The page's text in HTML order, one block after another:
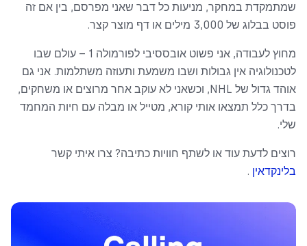
שמתמקדת במחקר, מניעות כל דבר שאני מפרסם, בין אם זה
פוסט בבלוג של 3,000 מילים או דף מוצר קצר.
מחוץ לעבודה, אני פשוט אובססיבי לפורמולה 1 – עולם שבו
לטכנולוגיה אין גבולות ושבו משמעת ותעוזה משתלמות. אני גם
אוהד גדול של NHL, וכשאני לא עוקב אחר מרוצים או משחקים,
בדרך כלל תמצאו אותי קורא, מטייל או מבלה עם חיות המחמד
שלי.
רוצים לדעת עוד או לשתף חוויות כתיבה? צרו איתי קשר
בלינקדאין .